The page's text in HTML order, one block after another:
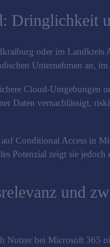
Dringlichkeit
oder im
Unternehmen an,
Cloud-Umgebungen
Daten vernachlässigt,
auf Conditional Access in
Potenzial zeigt sie
und
bei Microsoft 365